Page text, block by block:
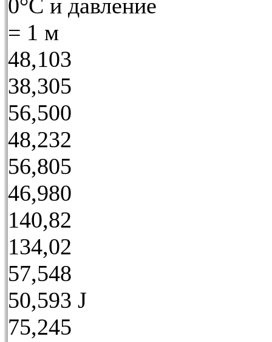
0°С и давление
= 1 м
48,103
38,305
56,500
48,232
56,805
46,980
140,82
134,02
57,548
50,593 J
75,245